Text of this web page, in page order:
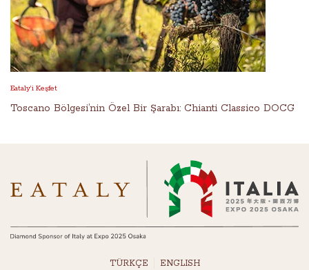
Eataly’i Keşfet
Toscano Bölgesi’nin Özel Bir Şarabı: Chianti Classico DOCG
TÜRKÇE ENGLISH